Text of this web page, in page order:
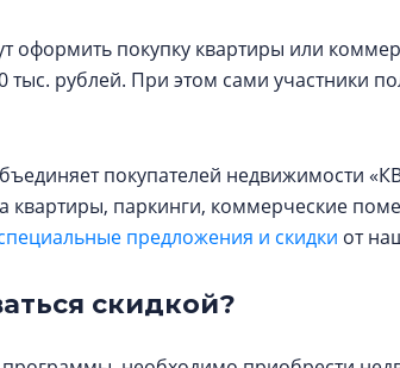
оформить покупку квартиры или
тыс. рублей. При этом сами участники
покупателей недвижимости
квартиры, паркинги, коммерческие
предложения и скидки от
скидкой?